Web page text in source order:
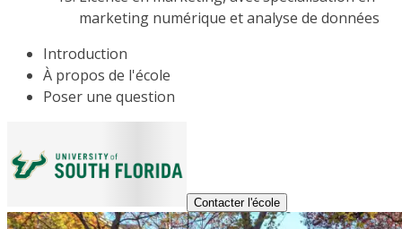
marketing numérique et analyse de données
Introduction
À propos de l'école
Poser une question
Contacter l'école